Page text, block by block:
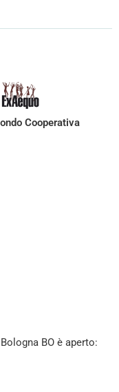
Cooperativa
BO è aperto: